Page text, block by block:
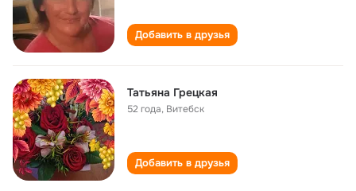
Добавить в друзья
Татьяна Грецкая
52 года, Витебск
Добавить в друзья